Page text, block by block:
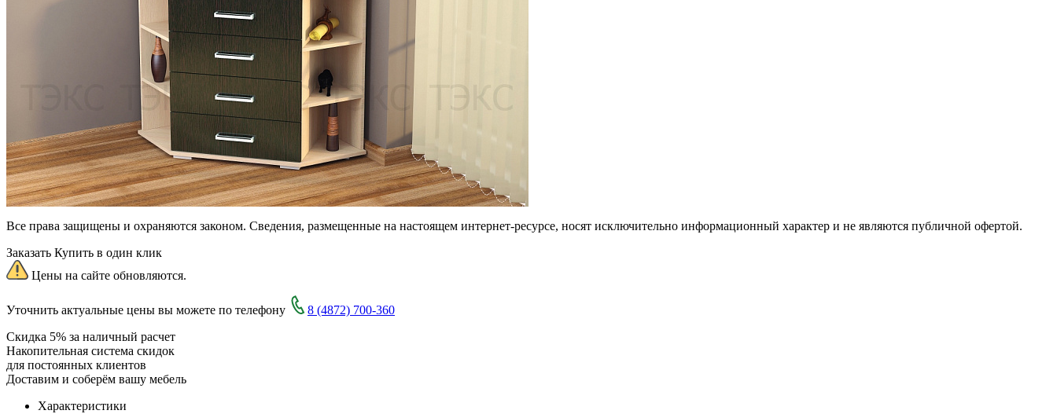
Все права защищены и охраняются законом. Сведения, размещенные на настоящем интернет-ресурсе, носят исключительно информационный характер и не являются публичной офертой.
Заказать Купить в один клик
Цены на сайте обновляются.
Уточнить актуальные цены вы можете по телефону
8 (4872) 700-360
Скидка 5% за наличный расчет
Накопительная система скидок
для постоянных клиентов
Доставим и соберём вашу мебель
Характеристики